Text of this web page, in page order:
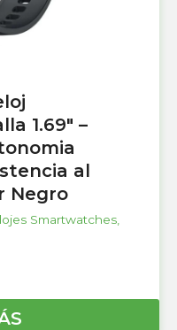
1.69″ –
al
Negro
Smartwatches,